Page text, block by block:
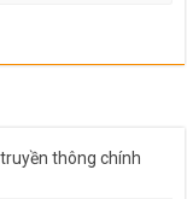
thông chính